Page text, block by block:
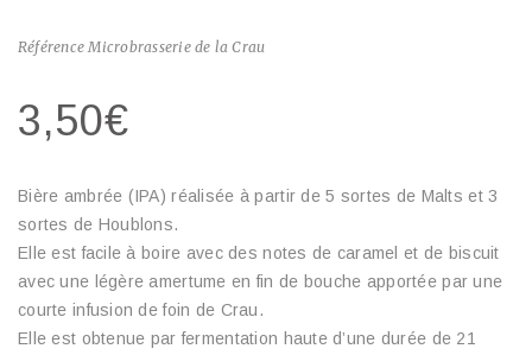
Référence Microbrasserie de la Crau
3,50€
Bière ambrée (IPA) réalisée à partir de 5 sortes de Malts et 3
sortes de Houblons.
Elle est facile à boire avec des notes de caramel et de biscuit
avec une légère amertume en fin de bouche apportée par une
courte infusion de foin de Crau.
Elle est obtenue par fermentation haute d’une durée de 21